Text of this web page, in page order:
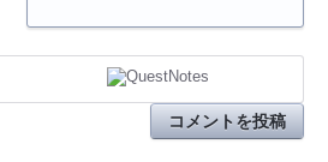
コメントを投稿